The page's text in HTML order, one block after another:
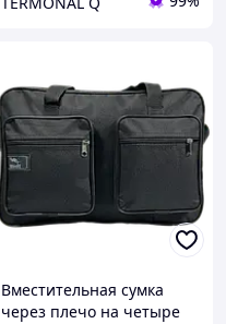
Вместительная сумка
через плечо на четыре